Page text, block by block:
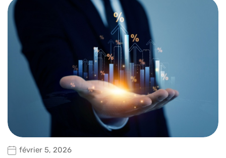
février 5, 2026